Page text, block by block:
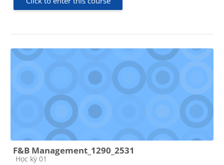
F&B Management_1290_2531
Course category
Học kỳ 01